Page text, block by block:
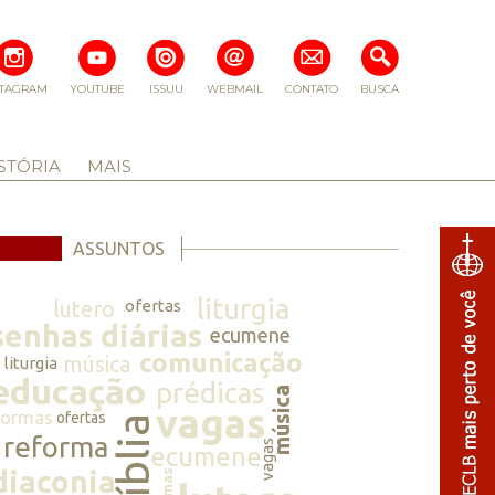
BUSCA
CONTATO
WEBMAIL
ISSUU
YOUTUBE
MAIS
ASSUNTOS
lutero ofertas liturgia
diárias ecumene
liturgia música comunicação
prédicasmúsica
ofertasbíbliavagas
reforma ecumenevagas